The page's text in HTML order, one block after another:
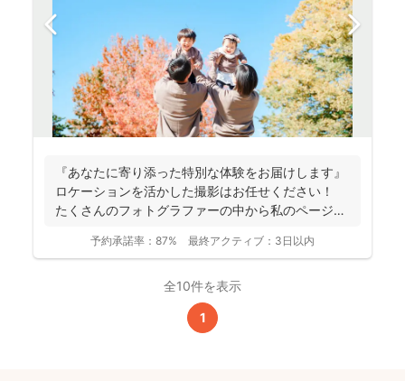
『あなたに寄り添った特別な体験をお届けします』
ロケーションを活かした撮影はお任せください！
たくさんのフォトグラファーの中から私のページに
予約承諾率： 87% 最終アクティブ： 3日以内
全10件を表示
1